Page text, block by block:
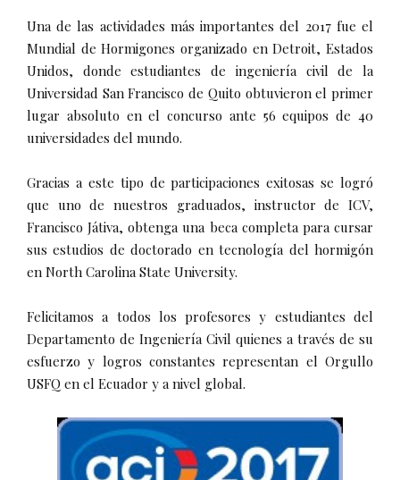
Una de las actividades más importantes del 2017 fue el
Mundial de Hormigones organizado en Detroit, Estados
Unidos, donde estudiantes de ingeniería civil de la
Universidad San Francisco de Quito obtuvieron el primer
lugar absoluto en el concurso ante 56 equipos de 40
universidades del mundo.
Gracias a este tipo de participaciones exitosas se logró
que uno de nuestros graduados, instructor de ICV,
Francisco Játiva, obtenga una beca completa para cursar
sus estudios de doctorado en tecnología del hormigón
en North Carolina State University.
Felicitamos a todos los profesores y estudiantes del
Departamento de Ingeniería Civil quienes a través de su
esfuerzo y logros constantes representan el Orgullo
USFQ en el Ecuador y a nivel global.